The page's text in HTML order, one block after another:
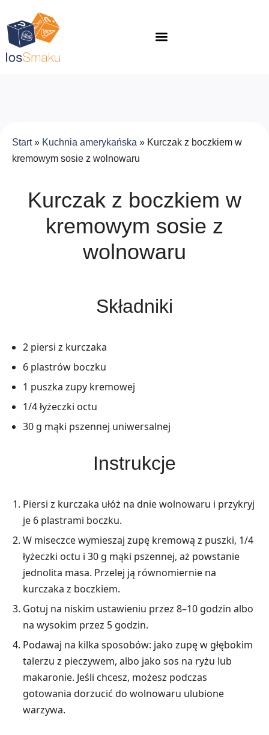
Start» Kuchnia amerykańska » Kurczak z boczkiem w
kremowym sosie z wolnowaru
Kurczak z boczkiem w
kremowym sosie z
wolnowaru
Składniki
2 piersi z kurczaka
6 plastrów boczku
1 puszka zupy kremowej
1/4 łyżeczki octu
30 g mąki pszennej uniwersalnej
Instrukcje
Piersi z kurczaka ułóż na dnie wolnowaru i przykryj
je 6 plastrami boczku.
W miseczce wymieszaj zupę kremową z puszki, 1/4
łyżeczki octu i 30 g mąki pszennej, aż powstanie
jednolita masa. Przelej ją równomiernie na
kurczaka z boczkiem.
Gotuj na niskim ustawieniu przez 8–10 godzin albo
na wysokim przez 5 godzin.
Podawaj na kilka sposobów: jako zupę w głębokim
talerzu z pieczywem, albo jako sos na ryżu lub
makaronie. Jeśli chcesz, możesz podczas
gotowania dorzucić do wolnowaru ulubione
warzywa.